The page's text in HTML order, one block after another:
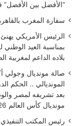
“الأفضل بين
سفارة المغرب
الرئيس الأمريكي
بمناسبة العيد
بلاده الداعم لمغربية
صالة مونديال وجولي
المونديالي .. الحكم
بعد تشريفه لمصر
مونديال كأس العالم 2026 بأمريكا
رئيس المكتب